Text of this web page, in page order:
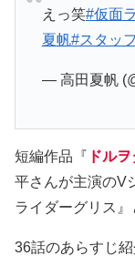
えっ笑#仮面
夏帆#スタッ
— 高田夏帆
短編作品『 ドル
平さんが主演のV
ライダーグリス』
36話のあらすじ